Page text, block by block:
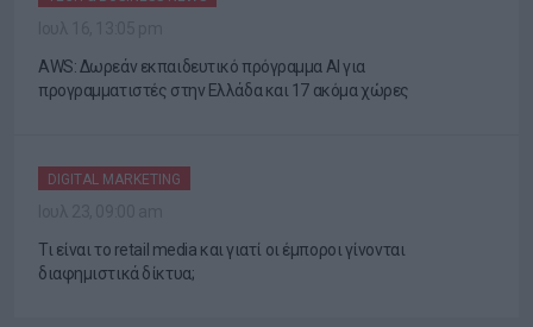
AWS: Δωρεάν εκπαιδευτικό πρόγραμμα AI για
προγραμματιστές στην Ελλάδα και 17 ακόμα χώρες
DIGITAL MARKETING
Τι είναι το retail media και γιατί οι έμποροι γίνονται
διαφημιστικά δίκτυα;